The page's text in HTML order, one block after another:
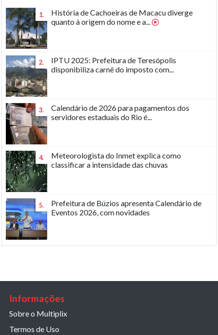
1.
História de Cachoeiras de Macacu diverge
quanto à origem do nome e a...
2.
IPTU 2025: Prefeitura de Teresópolis
disponibiliza carnê do imposto com...
3.
Calendário de 2026 para pagamentos dos
servidores estaduais do Rio é...
4.
Meteorologista do Inmet explica como
classificar a intensidade das chuvas
5.
Prefeitura de Búzios apresenta Calendário de
Eventos 2026, com novidades
Informações
Sobre o Multiplix
Termos de Uso